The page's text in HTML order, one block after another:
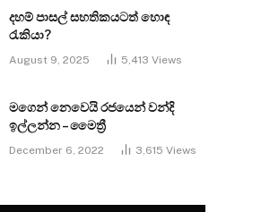
දහම් පාසල් සහතිකයටත් හොඳ
රැකියා?
August 9, 2025 5,413 Views
මගෙන් නෙවෙයි රජයෙන් වන්දි
ඉල්ලන්න – මෛත්‍රී
December 6, 2022 3,615 Views